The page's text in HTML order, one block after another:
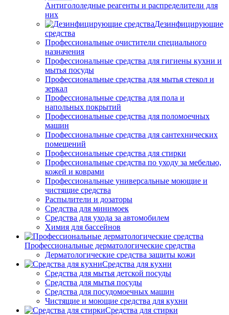
Антигололедные реагенты и распределители для
них
Дезинфицирующие
средства
Профессиональные очистители специального
назначения
Профессиональные средства для гигиены кухни и
мытья посуды
Профессиональные средства для мытья стекол и
зеркал
Профессиональные средства для пола и
напольных покрытий
Профессиональные средства для поломоечных
машин
Профессиональные средства для сантехнических
помещений
Профессиональные средства для стирки
Профессиональные средства по уходу за мебелью,
кожей и коврами
Профессиональные универсальные моющие и
чистящие средства
Распылители и дозаторы
Средства для минимоек
Средства для ухода за автомобилем
Химия для бассейнов
Профессиональные дерматологические средства
Дерматологические средства защиты кожи
Средства для кухни
Средства для мытья детской посуды
Средства для мытья посуды
Средства для посудомоечных машин
Чистящие и моющие средства для кухни
Средства для стирки